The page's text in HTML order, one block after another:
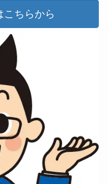
こちらから